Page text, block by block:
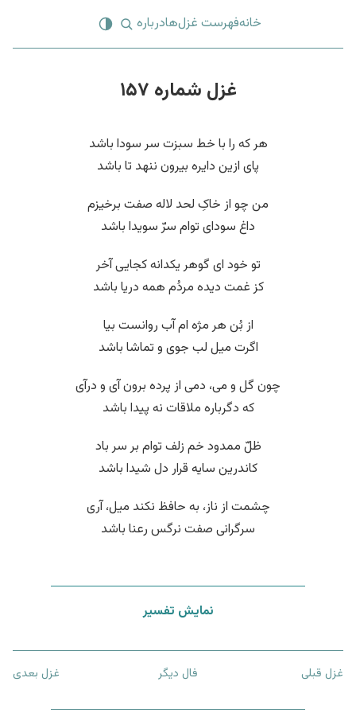
خانهفهرست غزل‌هادرباره
غزل شماره ۱۵۷
هر که را با خط سبزت سر سودا باشد
پای ازین دایره بیرون ننهد تا باشد
من چو از خاکِ لحد لاله صفت برخیزم
داغ سودای توام سرّ سویدا باشد
تو خود ای گوهر یکدانه کجایی آخر
کز غمت دیده مردُم همه دریا باشد
از بُن هر مژه ام آب روانست بیا
اگرت میل لب جوی و تماشا باشد
چون گل و می، دمی از پرده برون آی و درآی
که دگرباره ملاقات نه پیدا باشد
ظلّ ممدود خم زلف توام بر سر باد
کاندرین سایه قرار دل شیدا باشد
چشمت از ناز، به حافظ نکند میل، آری
سرگرانی صفت نرگس رعنا باشد
نمایش تفسیر
غزل قبلی فال دیگر غزل بعدی